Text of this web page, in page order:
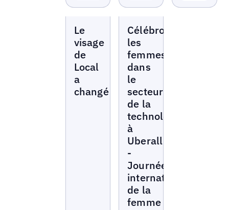
blancs
Le
visage
de
Local
a
changé
blancs
Célébrons
les
femmes
dans
le
secteur
de la
technologie
à
Uberall
-
Journée
internationale
de la
femme